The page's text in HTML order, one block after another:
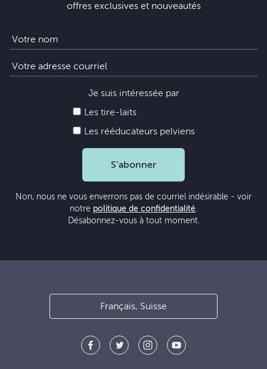
offres exclusives et nouveautés
Je suis intéressée par
Les tire-laits
Les rééducateurs pelviens
S’abonner
Non, nous ne vous enverrons pas de courriel indésirable - voir
notre politique de confidentialité.
Désabonnez-vous à tout moment.
Français, Suisse